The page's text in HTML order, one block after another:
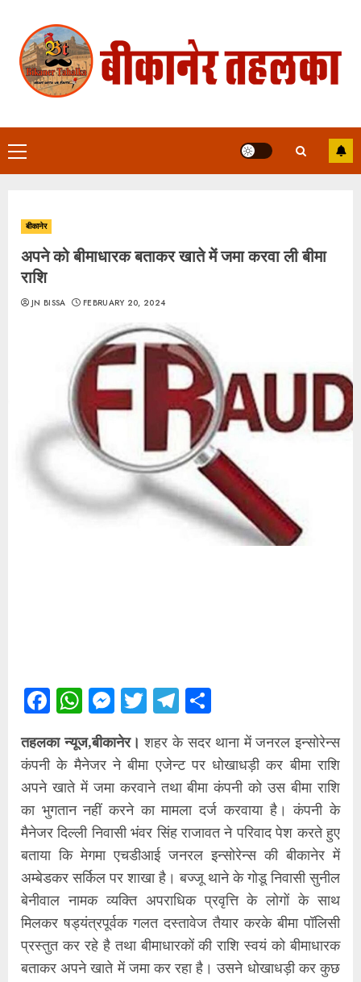
content
Primary
Menu
बीकानेर
अपने को बीमाधारक बताकर खाते में जमा करवा ली बीमा
राशि
JN BISSA FEBRUARY 20, 2024
Facebook
WhatsApp
Messenger
TwitterTelegram
तहलका न्यूज,बीकानेर। शहर के सदर थाना में जनरल इन्सोरेन्स
कंपनी के मैनेजर ने बीमा एजेन्ट पर धोखाधड़ी कर बीमा राशि
अपने खाते में जमा करवाने तथा बीमा कंपनी को उस बीमा राशि
का भुगतान नहीं करने का मामला दर्ज करवाया है। कंपनी के
मैनेजर दिल्ली निवासी भंवर सिंह राजावत ने परिवाद पेश करते हुए
बताया कि मेगमा एचडीआई जनरल इन्सोरेन्स की बीकानेर में
अम्बेडकर सर्किल पर शाखा है। बज्जू थाने के गोडू निवासी सुनील
बेनीवाल नामक व्यक्ति अपराधिक प्रवृत्ति के लोगों के साथ
मिलकर षड्यंत्रपूर्वक गलत दस्तावेज तैयार करके बीमा पॉलिसी
प्रस्तुत कर रहे है तथा बीमाधारकों की राशि स्वयं को बीमाधारक
बताकर अपने खाते में जमा कर रहा है। उसने धोखाधड़ी कर कुछ